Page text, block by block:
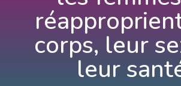
corps, leur
leur